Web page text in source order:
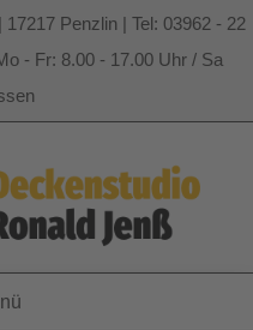
Penzlin | Tel: 03962 - 22
- Fr: 8.00 - 17.00 Uhr / Sa